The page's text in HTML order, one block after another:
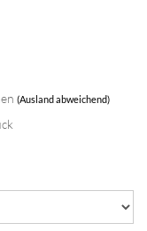
(Ausland abweichend)